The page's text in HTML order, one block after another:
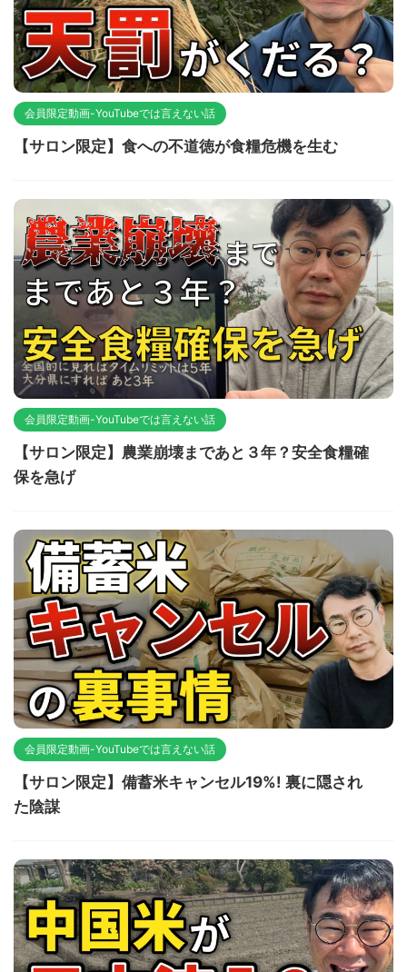
会員限定動画-YouTubeでは言えない話
【サロン限定】食への不道徳が食糧危機を生む
会員限定動画-YouTubeでは言えない話
【サロン限定】農業崩壊まであと３年？安全食糧確
保を急げ
会員限定動画-YouTubeでは言えない話
【サロン限定】備蓄米キャンセル19%! 裏に隠され
た陰謀